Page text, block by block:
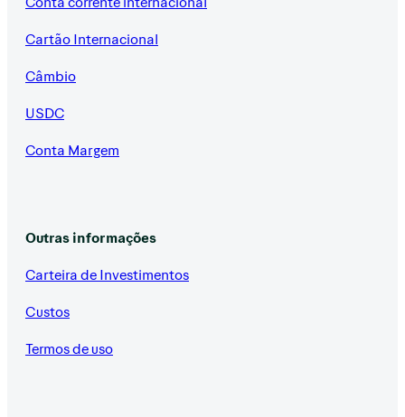
Cartão Internacional
Câmbio
USDC
Conta Margem
Outras informações
Carteira de Investimentos
Custos
Termos de uso